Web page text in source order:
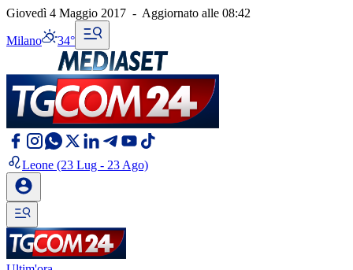
Giovedì 4 Maggio 2017 - Aggiornato alle 08:42
Milano 34°
Leone (23 Lug - 23 Ago)